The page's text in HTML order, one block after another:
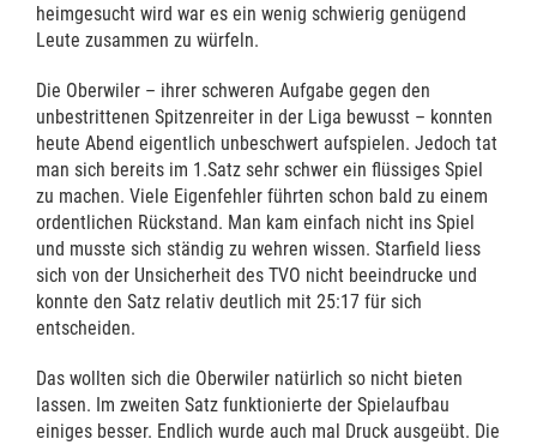
heimgesucht wird war es ein wenig schwierig genügend
Leute zusammen zu würfeln.
Die Oberwiler – ihrer schweren Aufgabe gegen den
unbestrittenen Spitzenreiter in der Liga bewusst – konnten
heute Abend eigentlich unbeschwert aufspielen. Jedoch tat
man sich bereits im 1.Satz sehr schwer ein flüssiges Spiel
zu machen. Viele Eigenfehler führten schon bald zu einem
ordentlichen Rückstand. Man kam einfach nicht ins Spiel
und musste sich ständig zu wehren wissen. Starfield liess
sich von der Unsicherheit des TVO nicht beeindrucke und
konnte den Satz relativ deutlich mit 25:17 für sich
entscheiden.
Das wollten sich die Oberwiler natürlich so nicht bieten
lassen. Im zweiten Satz funktionierte der Spielaufbau
einiges besser. Endlich wurde auch mal Druck ausgeübt. Die